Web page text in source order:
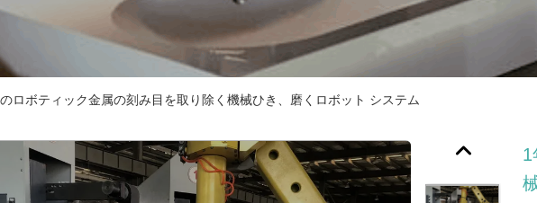
ロボティック金属の刻み目を取り除く機械ひき、磨くロボット システム
1